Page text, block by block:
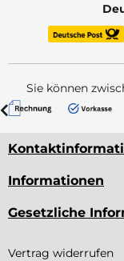
Sie können
Informationen
Gesetzliche
Vertrag widerrufen